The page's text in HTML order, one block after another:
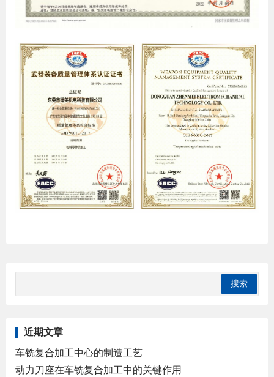
近期文章
车铣复合加工中心的制造工艺
动力刀座在车铣复合加工中的关键作用